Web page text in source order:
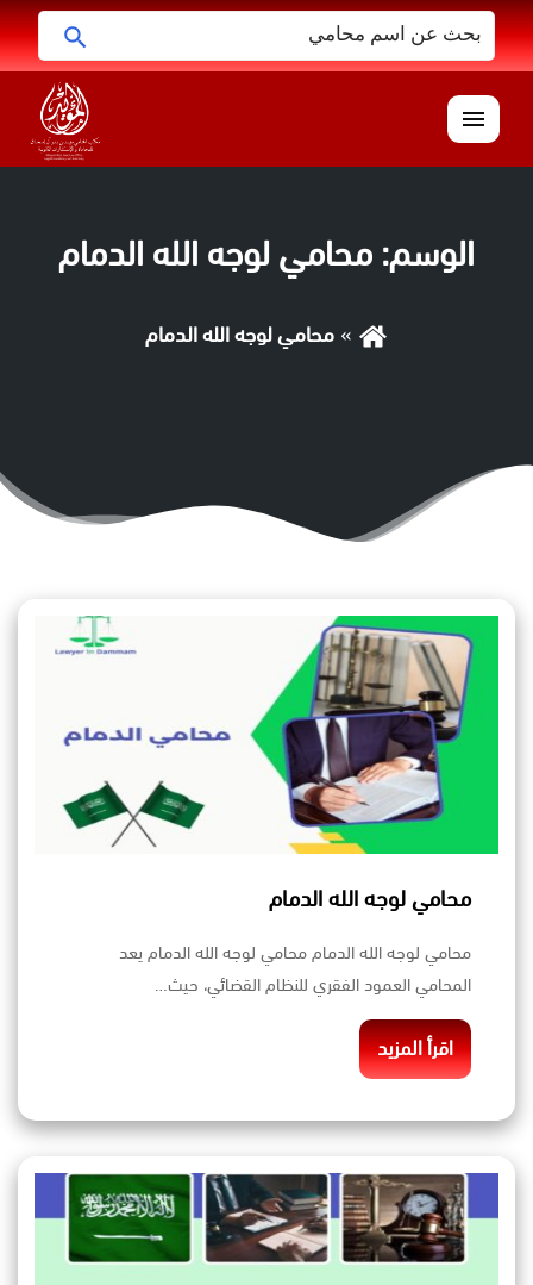
البحث
عن:
القائمة
الوسم: محامي لوجه الله الدمام
محامي لوجه الله الدمام
محامي لوجه الله الدمام
محامي لوجه الله الدمام محامي لوجه الله الدمام يعد
المحامي العمود الفقري للنظام القضائي، حيث…
اقرأ المزيد